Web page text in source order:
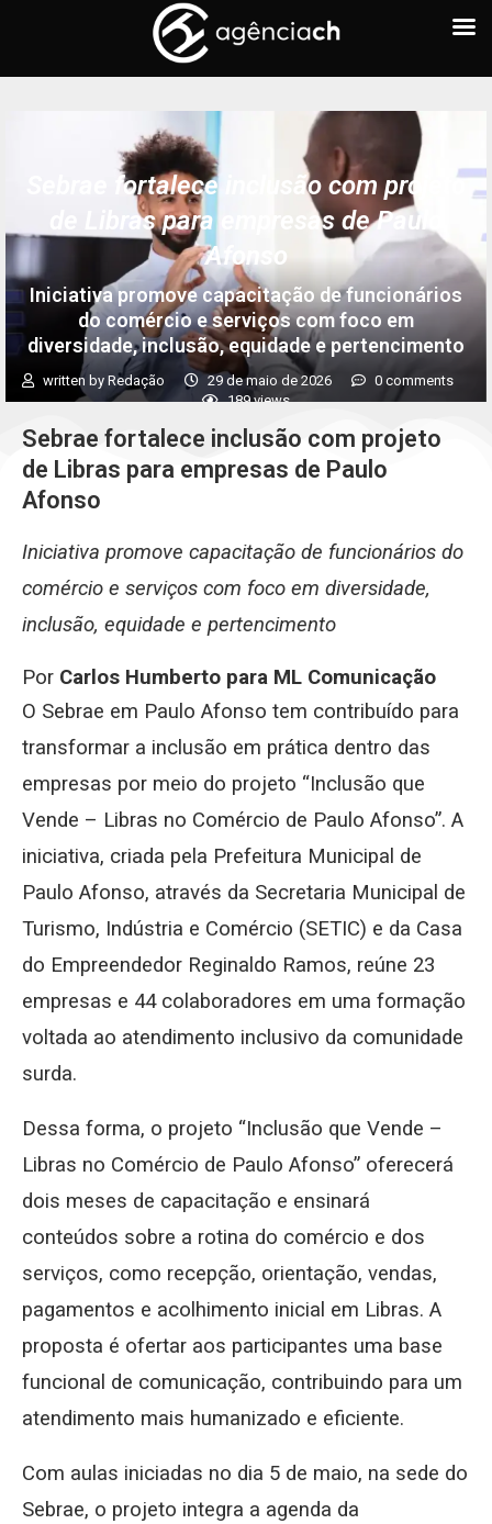
Sebrae fortalece inclusão com projeto
de Libras para empresas de Paulo
Afonso
Iniciativa promove capacitação de funcionários
do comércio e serviços com foco em
diversidade, inclusão, equidade e pertencimento
written by Redação 29 de maio de 2026
0 comments
189views
Sebrae fortalece inclusão com projeto
de Libras para empresas de Paulo
Afonso
Iniciativa promove capacitação de funcionários do
comércio e serviços com foco em diversidade,
inclusão, equidade e pertencimento
Por Carlos Humberto para ML Comunicação
O Sebrae em Paulo Afonso tem contribuído para
transformar a inclusão em prática dentro das
empresas por meio do projeto “Inclusão que
Vende – Libras no Comércio de Paulo Afonso”. A
iniciativa, criada pela Prefeitura Municipal de
Paulo Afonso, através da Secretaria Municipal de
Turismo, Indústria e Comércio (SETIC) e da Casa
do Empreendedor Reginaldo Ramos, reúne 23
empresas e 44 colaboradores em uma formação
voltada ao atendimento inclusivo da comunidade
surda.
Dessa forma, o projeto “Inclusão que Vende –
Libras no Comércio de Paulo Afonso” oferecerá
dois meses de capacitação e ensinará
conteúdos sobre a rotina do comércio e dos
serviços, como recepção, orientação, vendas,
pagamentos e acolhimento inicial em Libras. A
proposta é ofertar aos participantes uma base
funcional de comunicação, contribuindo para um
atendimento mais humanizado e eficiente.
Com aulas iniciadas no dia 5 de maio, na sede do
Sebrae, o projeto integra a agenda da